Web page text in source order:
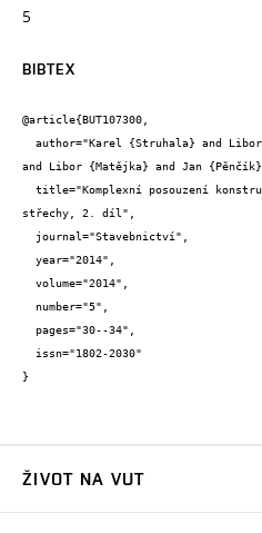
5
BIBTEX
@article{BUT107300,
and Libor {Matějka} and Jan
střechy, 2. díl",
}
ŽIVOT NA VUT